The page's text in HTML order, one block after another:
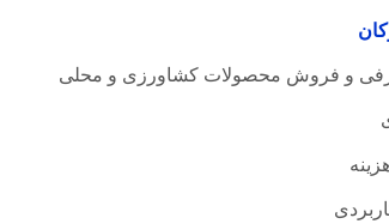
و فروش محصولات کشاورزی و محلی